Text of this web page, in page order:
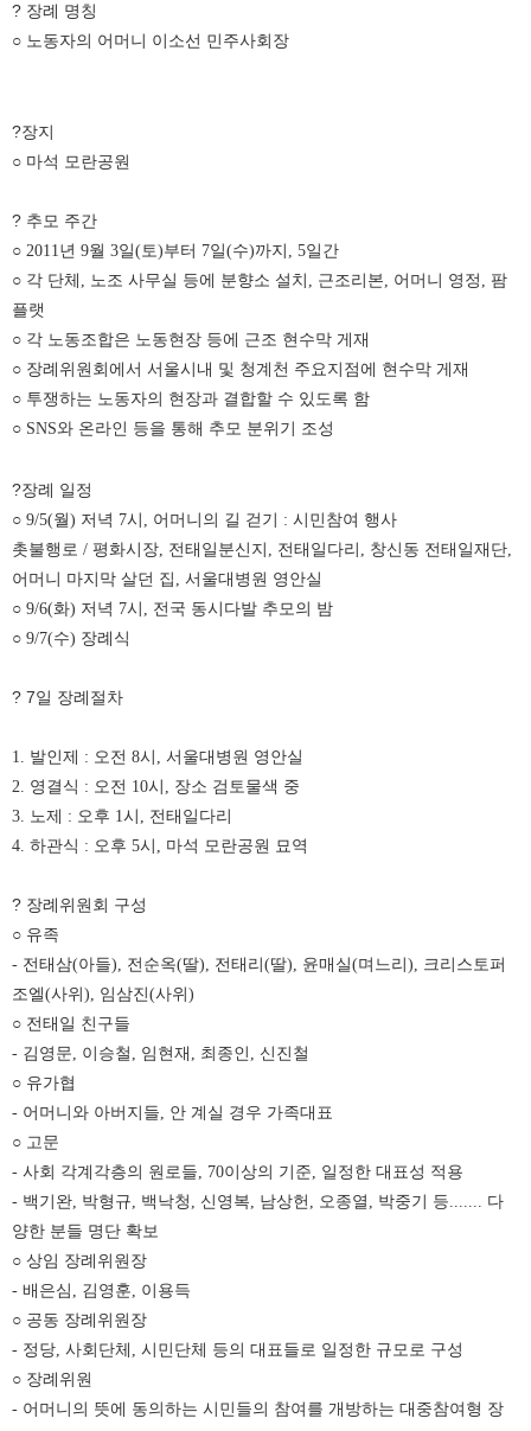
? 장례 명칭
○ 노동자의 어머니 이소선 민주사회장
?장지
○ 마석 모란공원
? 추모 주간
○ 2011년 9월 3일(토)부터 7일(수)까지, 5일간
○ 각 단체, 노조 사무실 등에 분향소 설치, 근조리본, 어머니 영정, 팜
플랫
○ 각 노동조합은 노동현장 등에 근조 현수막 게재
○ 장례위원회에서 서울시내 및 청계천 주요지점에 현수막 게재
○ 투쟁하는 노동자의 현장과 결합할 수 있도록 함
○ SNS와 온라인 등을 통해 추모 분위기 조성
?장례 일정
○ 9/5(월) 저녁 7시, 어머니의 길 걷기 : 시민참여 행사
촛불행로 / 평화시장, 전태일분신지, 전태일다리, 창신동 전태일재단,
어머니 마지막 살던 집, 서울대병원 영안실
○ 9/6(화) 저녁 7시, 전국 동시다발 추모의 밤
○ 9/7(수) 장례식
? 7일 장례절차
1. 발인제 : 오전 8시, 서울대병원 영안실
2. 영결식 : 오전 10시, 장소 검토물색 중
3. 노제 : 오후 1시, 전태일다리
4. 하관식 : 오후 5시, 마석 모란공원 묘역
? 장례위원회 구성
○ 유족
- 전태삼(아들), 전순옥(딸), 전태리(딸), 윤매실(며느리), 크리스토퍼
조엘(사위), 임삼진(사위)
○ 전태일 친구들
- 김영문, 이승철, 임현재, 최종인, 신진철
○ 유가협
- 어머니와 아버지들, 안 계실 경우 가족대표
○ 고문
- 사회 각계각층의 원로들, 70이상의 기준, 일정한 대표성 적용
- 백기완, 박형규, 백낙청, 신영복, 남상헌, 오종열, 박중기 등....... 다
양한 분들 명단 확보
○ 상임 장례위원장
- 배은심, 김영훈, 이용득
○ 공동 장례위원장
- 정당, 사회단체, 시민단체 등의 대표들로 일정한 규모로 구성
○ 장례위원
- 어머니의 뜻에 동의하는 시민들의 참여를 개방하는 대중참여형 장